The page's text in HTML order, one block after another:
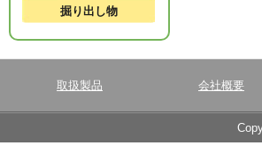
掘り出し物
取扱製品 会社概要